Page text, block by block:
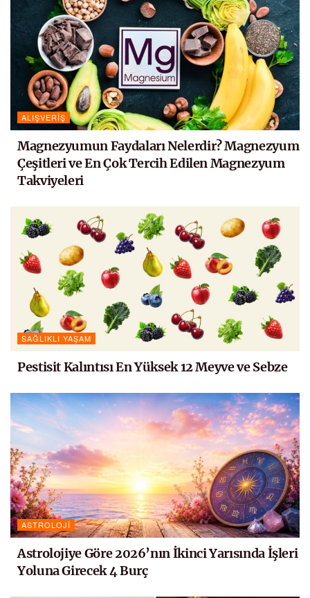
ALIŞVERIŞ
Magnezyumun Faydaları Nelerdir? Magnezyum
Çeşitleri ve En Çok Tercih Edilen Magnezyum
Takviyeleri
SAĞLIKLI YAŞAM
Pestisit Kalıntısı En Yüksek 12 Meyve ve Sebze
ASTROLOJI
Astrolojiye Göre 2026’nın İkinci Yarısında İşleri
Yoluna Girecek 4 Burç